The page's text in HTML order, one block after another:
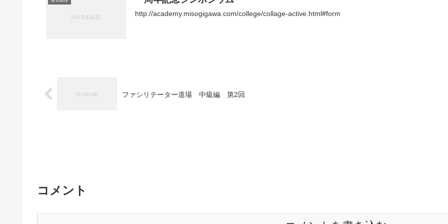
http://academy.misogigawa.com/college/collage-active.html#form
ファシリテーター道場 中級編 第2回
コメント